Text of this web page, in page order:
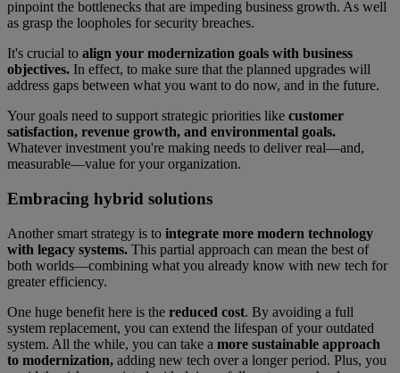
pinpoint the bottlenecks that are impeding business growth. As well
as grasp the loopholes for security breaches.
It's crucial to align your modernization goals with business
objectives. In effect, to make sure that the planned upgrades will
address gaps between what you want to do now, and in the future.
Your goals need to support strategic priorities like customer
satisfaction, revenue growth, and environmental goals.
Whatever investment you're making needs to deliver real—and,
measurable—value for your organization.
Embracing hybrid solutions
Another smart strategy is to integrate more modern technology
with legacy systems. This partial approach can mean the best of
both worlds—combining what you already know with new tech for
greater efficiency.
One huge benefit here is the reduced cost. By avoiding a full
system replacement, you can extend the lifespan of your outdated
system. All the while, you can take a more sustainable approach
to modernization, adding new tech over a longer period. Plus, you